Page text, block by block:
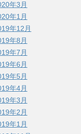
年3月
年1月
年12月
年8月
年7月
年6月
年5月
年4月
年3月
年2月
年1月